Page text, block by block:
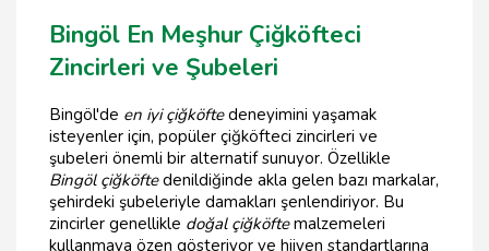
Bingöl En Meşhur Çiğköfteci
Zincirleri ve Şubeleri
Bingöl'de en iyi çiğköftedeneyimini yaşamak
isteyenler için, popüler çiğköfteci zincirleri ve
şubeleri önemli bir alternatif sunuyor. Özellikle
Bingöl çiğköftedenildiğinde akla gelen bazı markalar,
şehirdeki şubeleriyle damakları şenlendiriyor. Bu
zincirler genellikle doğal çiğköftemalzemeleri
kullanmaya özen gösteriyor ve hijyen standartlarına